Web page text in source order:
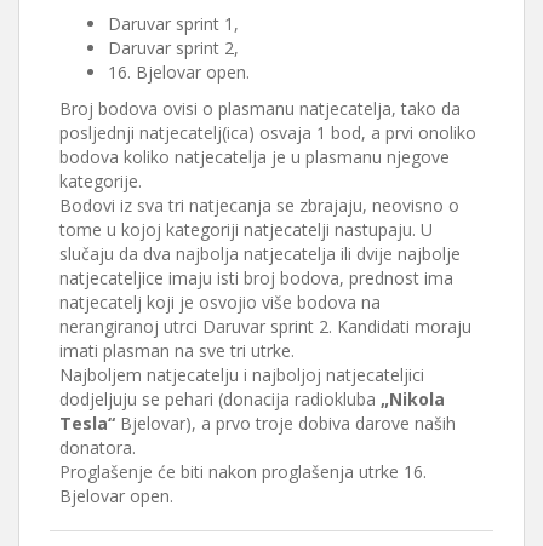
Daruvar sprint 1,
Daruvar sprint 2,
16. Bjelovar open.
Broj bodova ovisi o plasmanu natjecatelja, tako da
posljednji natjecatelj(ica) osvaja 1 bod, a prvi onoliko
bodova koliko natjecatelja je u plasmanu njegove
kategorije.
Bodovi iz sva tri natjecanja se zbrajaju, neovisno o
tome u kojoj kategoriji natjecatelji nastupaju. U
slučaju da dva najbolja natjecatelja ili dvije najbolje
natjecateljice imaju isti broj bodova, prednost ima
natjecatelj koji je osvojio više bodova na
nerangiranoj utrci Daruvar sprint 2. Kandidati moraju
imati plasman na sve tri utrke.
Najboljem natjecatelju i najboljoj natjecateljici
dodjeljuju se pehari (donacija radiokluba „Nikola
Tesla“ Bjelovar), a prvo troje dobiva darove naših
donatora.
Proglašenje će biti nakon proglašenja utrke 16.
Bjelovar open.